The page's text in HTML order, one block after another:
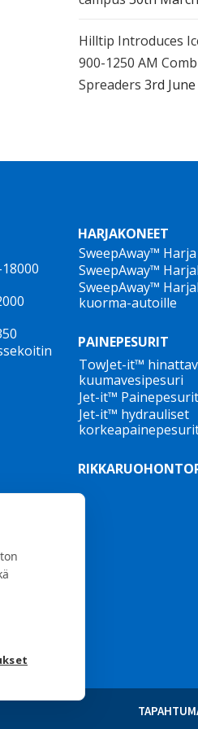
Hilltip Introduces
900-1250 AM
Spreaders 3rd June
HARJAKONEET
SweepAway™ Harja
SweepAway™
SweepAway™
kuorma-autoille
PAINEPESURIT
TowJet-it™
kuumavesipesuri
Jet-it™ Painepesurit
Jet-it™ hydrauliset